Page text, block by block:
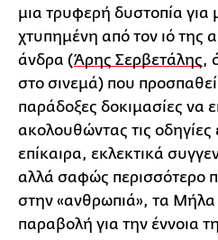
μια τρυφερή δυστοπία για
χτυπημένη από τον ιό της
άνδρα (Άρης Σερβετάλης,
στο σινεμά) που
παράδοξες δοκιμασίες να
ακολουθώντας τις
επίκαιρα, εκλεκτικά
αλλά σαφώς περισσότερο
στην «ανθρωπιά», τα Μήλα
παραβολή για την έννοια